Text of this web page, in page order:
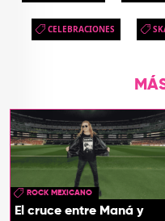
CELEBRACIONES
ROCK MEXICANO
El cruce entre Maná y